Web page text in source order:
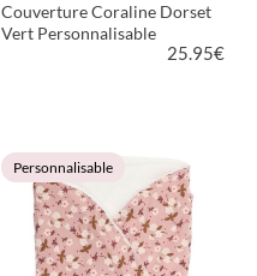
Couverture Coraline Dorset
Vert Personnalisable
25.95€
VOIR LE PRODUIT
Personnalisable